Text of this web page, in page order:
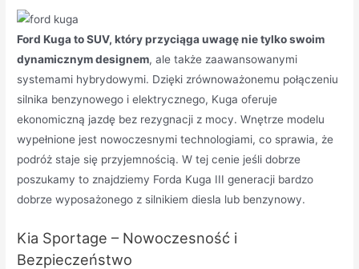
Ford Kuga to SUV, który przyciąga uwagę nie tylko swoim
dynamicznym designem, ale także zaawansowanymi
systemami hybrydowymi. Dzięki zrównoważonemu połączeniu
silnika benzynowego i elektrycznego, Kuga oferuje
ekonomiczną jazdę bez rezygnacji z mocy. Wnętrze modelu
wypełnione jest nowoczesnymi technologiami, co sprawia, że
podróż staje się przyjemnością. W tej cenie jeśli dobrze
poszukamy to znajdziemy Forda Kuga III generacji bardzo
dobrze wyposażonego z silnikiem diesla lub benzynowy.
Kia Sportage – Nowoczesność i
Bezpieczeństwo